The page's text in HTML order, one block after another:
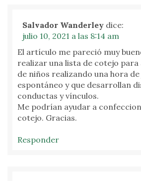
Salvador Wanderley dice:
julio 10, 2021 a las 8:14 am
El artículo me pareció muy
realizar una lista de cotejo para
de niños realizando una hora
espontáneo y que desarrollan
conductas y vínculos.
Me podrían ayudar a
cotejo. Gracias.
Responder